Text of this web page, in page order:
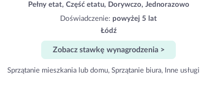
Pełny etat, Część etatu, Dorywczo, Jednorazowo
Doświadczenie: powyżej 5 lat
Łódź
Zobacz stawkę wynagrodzenia >
Sprzątanie mieszkania lub domu, Sprzątanie biura, Inne usługi